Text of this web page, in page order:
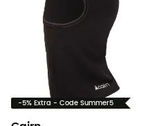
-5% Extra - Code Summer5